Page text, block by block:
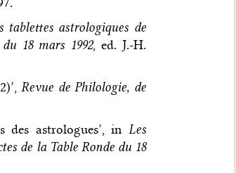
tablettes astrologiques de
18 mars 1992, ed. J.-H.
Revue de Philologie, de
des astrologues’, in Les
de la Table Ronde du 18